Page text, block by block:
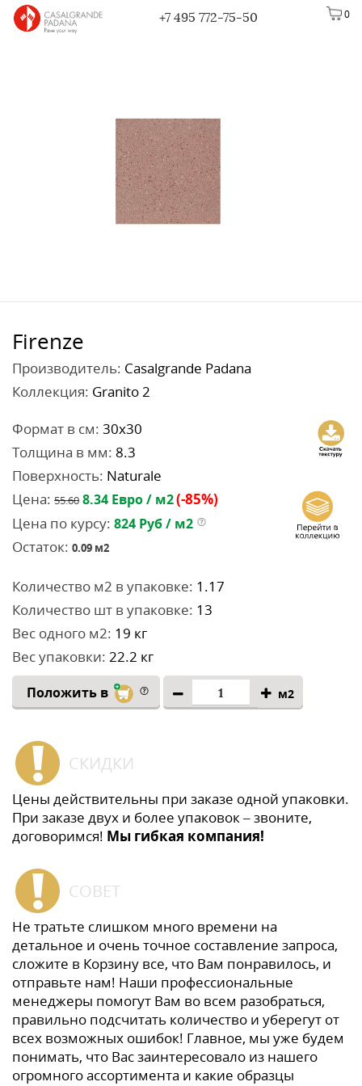
0
+7 495 772-75-50
Firenze
Производитель: Casalgrande Padana
Коллекция: Granito 2
Формат в см: 30x30
Толщина в мм: 8.3
Поверхность: Naturale
Цена: 55.60 8.34 Евро / м2(-85%)
Цена по курсу: 824 Руб / м2
Остаток: 0.09 м2
Количество м2 в упаковке: 1.17
Количество шт в упаковке: 13
Вес одного м2: 19 кг
Вес упаковки: 22.2 кг
Положить в м2
СКИДКИ
Цены действительны при заказе одной упаковки.
При заказе двух и более упаковок – звоните,
договоримся! Мы гибкая компания!
СОВЕТ
Не тратьте слишком много времени на
детальное и очень точное составление запроса,
сложите в Корзину все, что Вам понравилось, и
отправьте нам! Наши профессиональные
менеджеры помогут Вам во всем разобраться,
правильно подсчитать количество и уберегут от
всех возможных ошибок! Главное, мы уже будем
понимать, что Вас заинтересовало из нашего
огромного ассортимента и какие образцы